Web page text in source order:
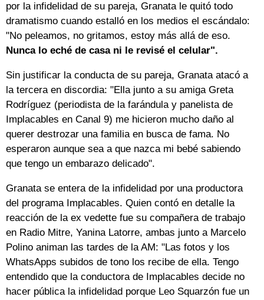
por la infidelidad de su pareja, Granata le quitó todo
dramatismo cuando estalló en los medios el escándalo:
"No peleamos, no gritamos, estoy más allá de eso.
Nunca lo eché de casa ni le revisé el celular".
Sin justificar la conducta de su pareja, Granata atacó a
la tercera en discordia: "Ella junto a su amiga Greta
Rodríguez (periodista de la farándula y panelista de
Implacables en Canal 9) me hicieron mucho daño al
querer destrozar una familia en busca de fama. No
esperaron aunque sea a que nazca mi bebé sabiendo
que tengo un embarazo delicado".
Granata se entera de la infidelidad por una productora
del programa Implacables. Quien contó en detalle la
reacción de la ex vedette fue su compañera de trabajo
en Radio Mitre, Yanina Latorre, ambas junto a Marcelo
Polino animan las tardes de la AM: "Las fotos y los
WhatsApps subidos de tono los recibe de ella. Tengo
entendido que la conductora de Implacables decide no
hacer pública la infidelidad porque Leo Squarzón fue un